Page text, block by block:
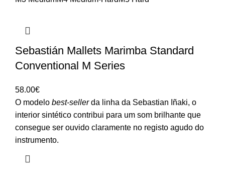
Sebastián Mallets Marimba Standard
Conventional M Series
58.00€
O modelo best-sellerda linha da Sebastian Iñaki, o
interior sintético contribui para um som brilhante que
consegue ser ouvido claramente no registo agudo do
instrumento.